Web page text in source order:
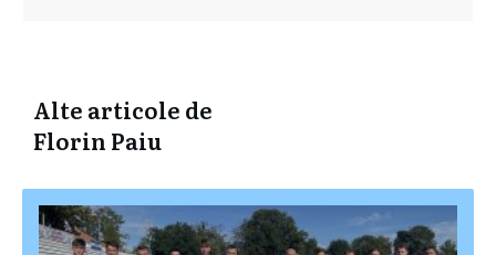
Alte articole de
Florin Paiu